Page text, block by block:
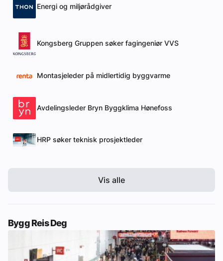
Energi og miljørådgiver
Kongsberg Gruppen søker fagingeniør VVS
Montasjeleder på midlertidig byggvarme
Avdelingsleder Bryn Byggklima Hønefoss
HRP søker teknisk prosjektleder
Vis alle
Bygg Reis Deg